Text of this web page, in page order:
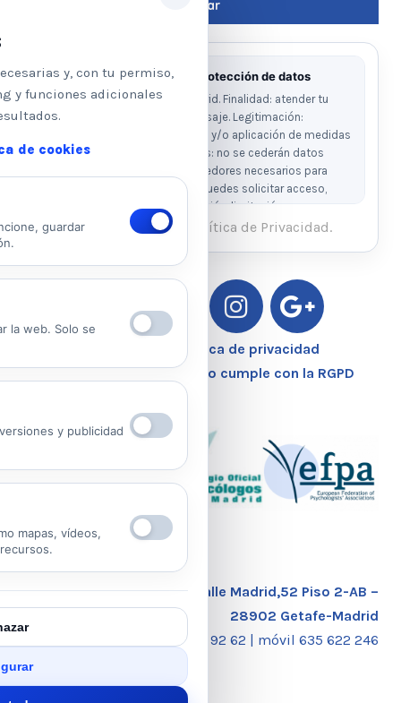
Información básica sobre protección de datos
Responsable: Psicologos Madrid. Finalidad: atender tu
solicitud y responder a tu mensaje. Legitimación:
consentimiento del interesado y/o aplicación de medidas
precontractuales. Destinatarios: no se cederán datos
salvo obligación legal o proveedores necesarios para
prestar el servicio. Derechos: puedes solicitar acceso,
rectificación, supresión, oposición, limitación y
portabilidad escribiendo al email legal indicado.
Ver Política de Cookies
He leído y acepto la Política de Privacidad.
Aviso Legal – Política de privacidad
Nuestro Centro Sanitario cumple con la RGPD
Calle Madrid,52 Piso 2-AB –
28902 Getafe-Madrid
tlf. 91 681 92 62 | móvil 635 622 246
y, con tu permiso,
y funciones adicionales
de cookies
guardar
la web. Solo se
y publicidad
mapas, vídeos,